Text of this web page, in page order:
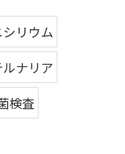
リウム
ナリア
検査